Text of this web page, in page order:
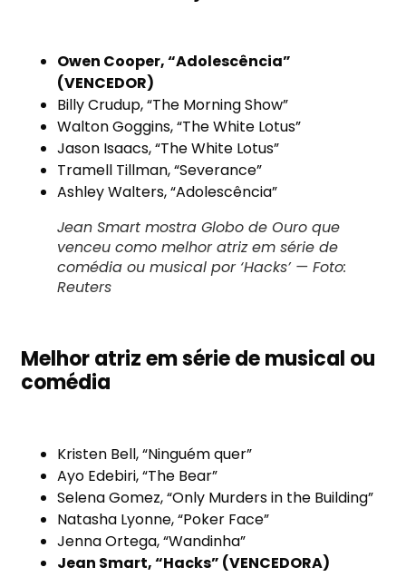
Owen Cooper, “Adolescência”
(VENCEDOR)
Billy Crudup, “The Morning Show”
Walton Goggins, “The White Lotus”
Jason Isaacs, “The White Lotus”
Tramell Tillman, “Severance”
Ashley Walters, “Adolescência”
Jean Smart mostra Globo de Ouro que
venceu como melhor atriz em série de
comédia ou musical por ‘Hacks’ — Foto:
Reuters
Melhor atriz em série de musical ou
comédia
Kristen Bell, “Ninguém quer”
Ayo Edebiri, “The Bear”
Selena Gomez, “Only Murders in the Building”
Natasha Lyonne, “Poker Face”
Jenna Ortega, “Wandinha”
Jean Smart, “Hacks” (VENCEDORA)